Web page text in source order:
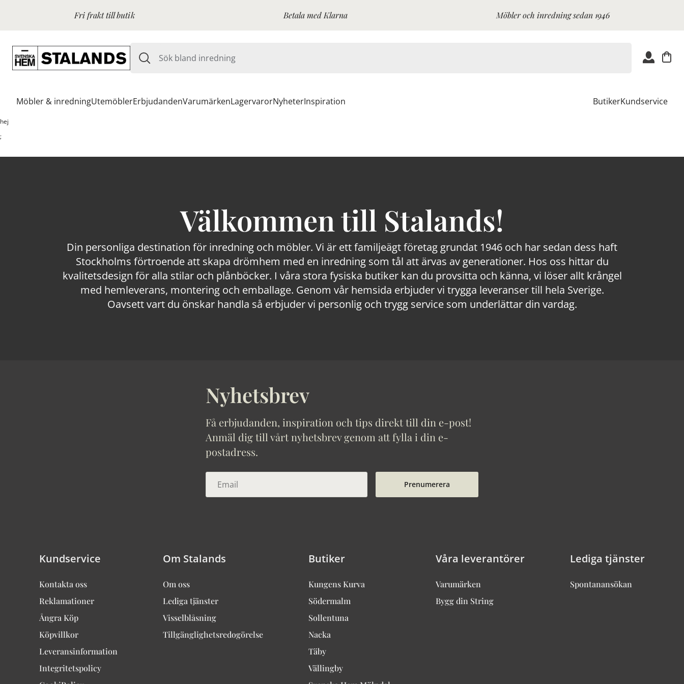
Fri frakt till butik Betala med Klarna Möbler och inredning sedan 1946
Möbler & inredningUtemöblerErbjudandenVarumärkenLagervarorNyheterInspiration ButikerKundservice
hej
;
Välkommen till Stalands!
Din personliga destination för inredning och möbler. Vi är ett familjeägt företag grundat 1946 och har sedan dess haft
Stockholms förtroende att skapa drömhem med en inredning som tål att ärvas av generationer. Hos oss hittar du
kvalitetsdesign för alla stilar och plånböcker. I våra stora fysiska butiker kan du provsitta och känna, vi löser allt krångel
med hemleverans, montering och emballage. Genom vår hemsida erbjuder vi trygga leveranser till hela Sverige.
Oavsett vart du önskar handla så erbjuder vi personlig och trygg service som underlättar din vardag.
Nyhetsbrev
Få erbjudanden, inspiration och tips direkt till din e-post!
Anmäl dig till vårt nyhetsbrev genom att fylla i din e-
postadress.
Prenumerera
Kundservice
Kontakta oss
Reklamationer
Ångra Köp
Köpvillkor
Leveransinformation
Integritetspolicy
Om Stalands
Om oss
Lediga tjänster
Visselblåsning
Tillgänglighetsredogörelse
Butiker
Kungens Kurva
Södermalm
Sollentuna
Nacka
Täby
Vällingby
Våra leverantörer
Varumärken
Bygg din String
Lediga tjänster
Spontanansökan